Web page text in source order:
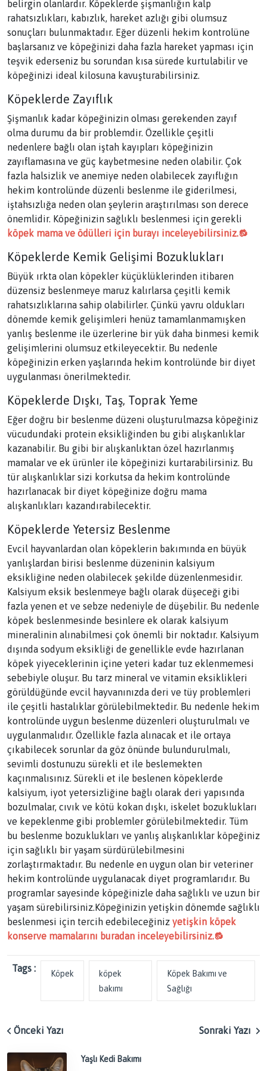
belirgin olanlardır. Köpeklerde şişmanlığın kalp
rahatsızlıkları, kabızlık, hareket azlığı gibi olumsuz
sonuçları bulunmaktadır. Eğer düzenli hekim kontrolüne
başlarsanız ve köpeğinizi daha fazla hareket yapması için
teşvik ederseniz bu sorundan kısa sürede kurtulabilir ve
köpeğinizi ideal kilosuna kavuşturabilirsiniz.
Köpeklerde Zayıflık
Şişmanlık kadar köpeğinizin olması gerekenden zayıf
olma durumu da bir problemdir. Özellikle çeşitli
nedenlere bağlı olan iştah kayıpları köpeğinizin
zayıflamasına ve güç kaybetmesine neden olabilir. Çok
fazla halsizlik ve anemiye neden olabilecek zayıflığın
hekim kontrolünde düzenli beslenme ile giderilmesi,
iştahsızlığa neden olan şeylerin araştırılması son derece
önemlidir. Köpeğinizin sağlıklı beslenmesi için gerekli
köpek mama ve ödülleri için burayı inceleyebilirsiniz.🔂
Köpeklerde Kemik Gelişimi Bozuklukları
Büyük ırkta olan köpekler küçüklüklerinden itibaren
düzensiz beslenmeye maruz kalırlarsa çeşitli kemik
rahatsızlıklarına sahip olabilirler. Çünkü yavru oldukları
dönemde kemik gelişimleri henüz tamamlanmamışken
yanlış beslenme ile üzerlerine bir yük daha binmesi kemik
gelişimlerini olumsuz etkileyecektir. Bu nedenle
köpeğinizin erken yaşlarında hekim kontrolünde bir diyet
uygulanması önerilmektedir.
Köpeklerde Dışkı, Taş, Toprak Yeme
Eğer doğru bir beslenme düzeni oluşturulmazsa köpeğiniz
vücudundaki protein eksikliğinden bu gibi alışkanlıklar
kazanabilir. Bu gibi bir alışkanlıktan özel hazırlanmış
mamalar ve ek ürünler ile köpeğinizi kurtarabilirsiniz. Bu
tür alışkanlıklar sizi korkutsa da hekim kontrolünde
hazırlanacak bir diyet köpeğinize doğru mama
alışkanlıkları kazandırabilecektir.
Köpeklerde Yetersiz Beslenme
Evcil hayvanlardan olan köpeklerin bakımında en büyük
yanlışlardan birisi beslenme düzeninin kalsiyum
eksikliğine neden olabilecek şekilde düzenlenmesidir.
Kalsiyum eksik beslenmeye bağlı olarak düşeceği gibi
fazla yenen et ve sebze nedeniyle de düşebilir. Bu nedenle
köpek beslenmesinde besinlere ek olarak kalsiyum
mineralinin alınabilmesi çok önemli bir noktadır. Kalsiyum
dışında sodyum eksikliği de genellikle evde hazırlanan
köpek yiyeceklerinin içine yeteri kadar tuz eklenmemesi
sebebiyle oluşur. Bu tarz mineral ve vitamin eksiklikleri
görüldüğünde evcil hayvanınızda deri ve tüy problemleri
ile çeşitli hastalıklar görülebilmektedir. Bu nedenle hekim
kontrolünde uygun beslenme düzenleri oluşturulmalı ve
uygulanmalıdır. Özellikle fazla alınacak et ile ortaya
çıkabilecek sorunlar da göz önünde bulundurulmalı,
sevimli dostunuzu sürekli et ile beslemekten
kaçınmalısınız. Sürekli et ile beslenen köpeklerde
kalsiyum, iyot yetersizliğine bağlı olarak deri yapısında
bozulmalar, cıvık ve kötü kokan dışkı, iskelet bozuklukları
ve kepeklenme gibi problemler görülebilmektedir. Tüm
bu beslenme bozuklukları ve yanlış alışkanlıklar köpeğiniz
için sağlıklı bir yaşam sürdürülebilmesini
zorlaştırmaktadır. Bu nedenle en uygun olan bir veteriner
hekim kontrolünde uygulanacak diyet programlarıdır. Bu
programlar sayesinde köpeğinizle daha sağlıklı ve uzun bir
yaşam sürebilirsiniz.Köpeğinizin yetişkin dönemde sağlıklı
beslenmesi için tercih edebileceğiniz yetişkin köpek
konserve mamalarını buradan inceleyebilirsiniz.🔂
Tags : Köpek
köpek
bakımı
Köpek Bakımı ve
Sağlığı
Önceki Yazı Sonraki Yazı
Yaşlı Kedi Bakımı